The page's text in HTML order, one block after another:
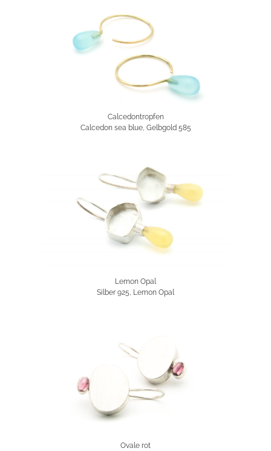
Calcedontropfen
Calcedon sea blue, Gelbgold 585
Lemon Opal
Silber 925, Lemon Opal
Ovale rot